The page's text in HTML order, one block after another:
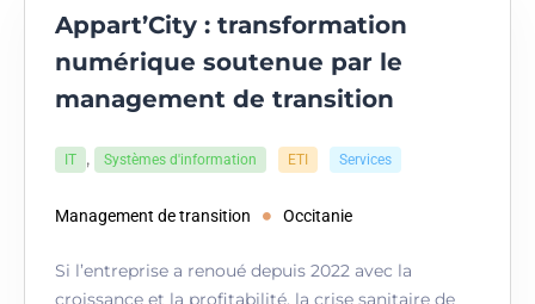
Appart’City : transformation
numérique soutenue par le
management de transition
IT , Systèmes d'information ETI Services
Management de transition Occitanie
Si l’entreprise a renoué depuis 2022 avec la
croissance et la profitabilité, la crise sanitaire de